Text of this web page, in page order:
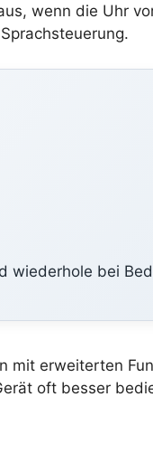
wenn die Uhr
wiederhole bei
mit erweiterten
oft besser